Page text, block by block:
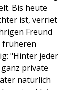
Bis heute
ist, verriet
Freund
früheren
"Hinter jeder
private
natürlich